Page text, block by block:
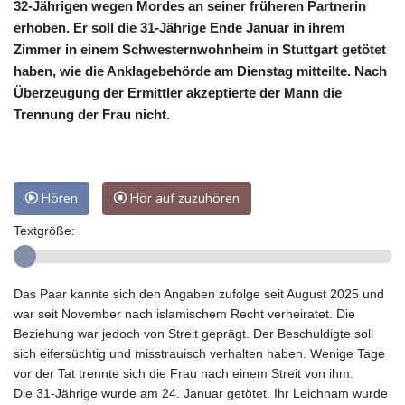
32-Jährigen wegen Mordes an seiner früheren Partnerin
erhoben. Er soll die 31-Jährige Ende Januar in ihrem
Zimmer in einem Schwesternwohnheim in Stuttgart getötet
haben, wie die Anklagebehörde am Dienstag mitteilte. Nach
Überzeugung der Ermittler akzeptierte der Mann die
Trennung der Frau nicht.
Hören Hör auf zuzuhören
Textgröße:
Das Paar kannte sich den Angaben zufolge seit August 2025 und
war seit November nach islamischem Recht verheiratet. Die
Beziehung war jedoch von Streit geprägt. Der Beschuldigte soll
sich eifersüchtig und misstrauisch verhalten haben. Wenige Tage
vor der Tat trennte sich die Frau nach einem Streit von ihm.
Die 31-Jährige wurde am 24. Januar getötet. Ihr Leichnam wurde